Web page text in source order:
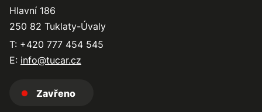
Hlavní 186
250 82 Tuklaty-Úvaly
T: +420 777 454 545
E: info@tucar.cz
Zavřeno